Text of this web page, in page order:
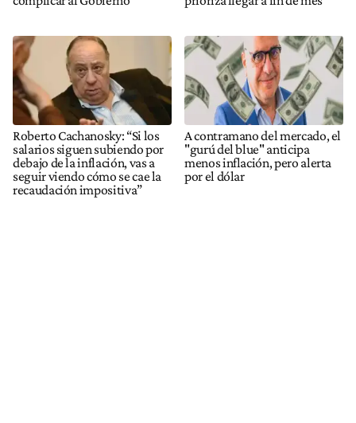
Roberto Cachanosky: “Si los
salarios siguen subiendo por
debajo de la inflación, vas a
seguir viendo cómo se cae la
recaudación impositiva”
A contramano del mercado, el
"gurú del blue" anticipa
menos inflación, pero alerta
por el dólar